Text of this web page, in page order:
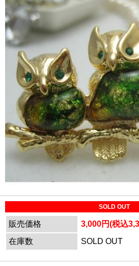
SOLD OUT
販売価格
3,000円(税込
在庫数
SOLD OUT